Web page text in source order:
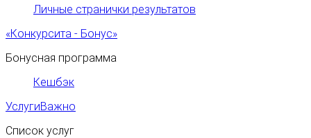
Личные странички результатов
«Конкурсита - Бонус»
Бонусная программа
Кешбэк
УслугиВажно
Список услуг